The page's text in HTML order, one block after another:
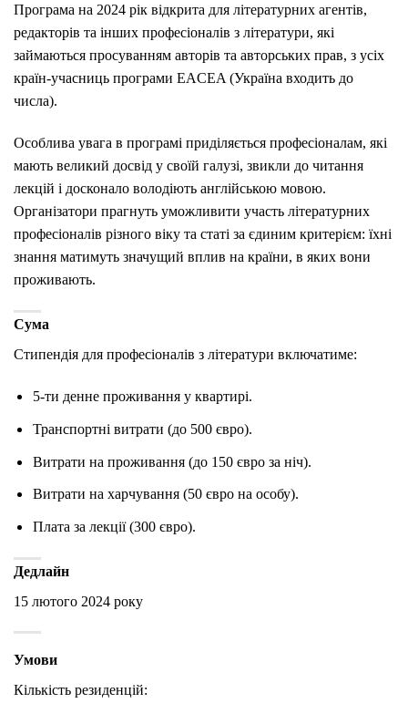
Програма на 2024 рік відкрита для літературних агентів,
редакторів та інших професіоналів з літератури, які
займаються просуванням авторів та авторських прав, з усіх
країн-учасниць програми EACEA (Україна входить до
числа).
Особлива увага в програмі приділяється професіоналам, які
мають великий досвід у своїй галузі, звикли до читання
лекцій і досконало володіють англійською мовою.
Організатори прагнуть уможливити участь літературних
професіоналів різного віку та статі за єдиним критерієм: їхні
знання матимуть значущий вплив на країни, в яких вони
проживають.
Сума
Стипендія для професіоналів з літератури включатиме:
5-ти денне проживання у квартирі.
Транспортні витрати (до 500 євро).
Витрати на проживання (до 150 євро за ніч).
Витрати на харчування (50 євро на особу).
Плата за лекції (300 євро).
Дедлайн
15 лютого 2024 року
Умови
Кількість резиденцій: